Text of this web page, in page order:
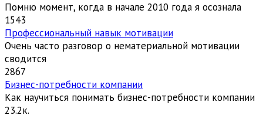
Помню момент, когда в начале 2010 года я осознала
1543
Профессиональный навык мотивации
Очень часто разговор о нематериальной мотивации
сводится
2867
Бизнес-потребности компании
Как научиться понимать бизнес-потребности компании
23.2к.